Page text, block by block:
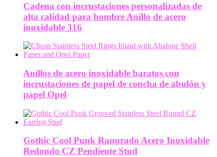
Cadena con incrustaciones personalizadas de
alta calidad para hombre Anillo de acero
inoxidable 316
Anillos de acero inoxidable baratos con
incrustaciones de papel de concha de abulón y
papel Opel
Gothic Cool Punk Ranurado Acero Inoxidable
Redondo CZ Pendiente Stud